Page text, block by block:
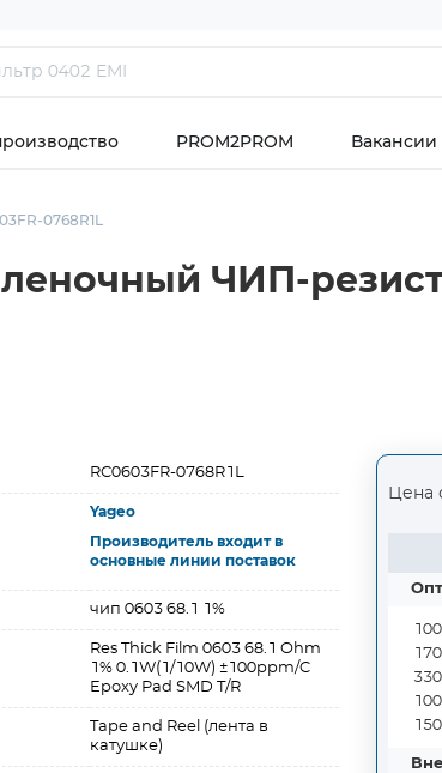
PROM2PROM Вакансии
0768R1L
ЧИП-
RC0603FR-0768R1L
Yageo
Производитель входит в
основные линии поставок
чип 0603 68.1 1%
Res Thick Film 0603 68.1 Ohm
1% 0.1W(1/10W) ±100ppm/C
Epoxy Pad SMD T/R
Tape and Reel (лента в
катушке)
Цена